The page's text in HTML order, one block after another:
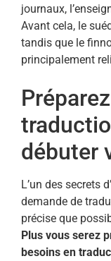
journaux,
Avant cela, le
tandis que le
principalement
débuter
L’un des secrets
demande de
précise que
Plus vous serez
besoins en